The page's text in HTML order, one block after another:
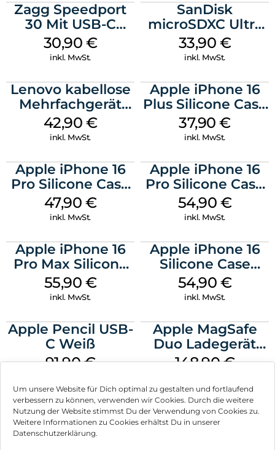
Um unsere Website für Dich optimal zu gestalten und fortlaufend
verbessern zu können, verwenden wir Cookies. Durch die weitere
Nutzung der Website stimmst Du der Verwendung von Cookies zu.
Weitere Informationen zu Cookies erhältst Du in unserer
Datenschutzerklärung.
Zagg Speedport
30 Mit USB-C
Kabel Weiß
30,90 €
inkl. MwSt.
SanDisk
microSDXC Ultra
128 GB + Adapter
Mobile
33,90 €
inkl. MwSt.
Lenovo kabellose
Mehrfachgerät
Luna Grey
42,90 €
inkl. MwSt.
Apple iPhone 16
Plus Silicone Case
MagSafe Lake
Green
37,90€
inkl. MwSt.
Apple iPhone 16
Pro Silicone Case
MagSafe Denim
47,90 €
inkl. MwSt.
Apple iPhone 16
Pro Silicone Case
MagSafe Black
54,90 €
inkl. MwSt.
Apple iPhone 16
Pro Max Silicone
Case MagSafe
Stone Gray
55,90 €
inkl. MwSt.
Apple iPhone 16
Silicone Case
MagSafe Lake
Green
54,90 €
inkl. MwSt.
Apple Pencil USB-
C Weiß
91,90€
Apple MagSafe
Duo Ladegerät
Weiß
148,90€